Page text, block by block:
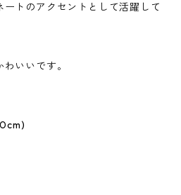
トのアクセントとして活躍して
いいです。